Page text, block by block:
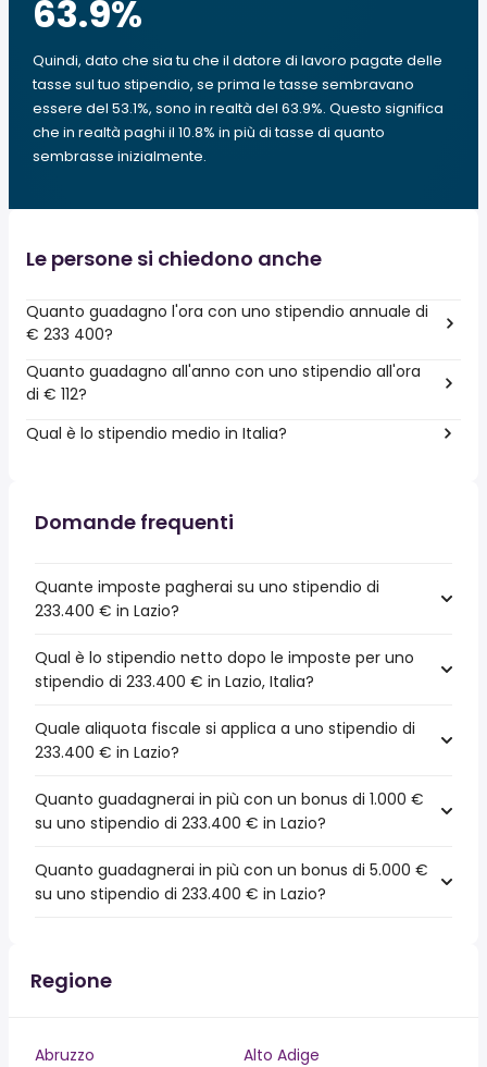
63.9%
Quindi, dato che sia tu che il datore di lavoro pagate delle
tasse sul tuo stipendio, se prima le tasse sembravano
essere del 53.1%, sono in realtà del 63.9%. Questo significa
che in realtà paghi il 10.8% in più di tasse di quanto
sembrasse inizialmente.
Le persone si chiedono anche
Quanto guadagno l'ora con uno stipendio annuale di
€ 233 400?
Quanto guadagno all'anno con uno stipendio all'ora
di € 112?
Qual è lo stipendio medio in Italia?
Domande frequenti
Quante imposte pagherai su uno stipendio di
233.400 € in Lazio?
Qual è lo stipendio netto dopo le imposte per uno
stipendio di 233.400 € in Lazio, Italia?
Quale aliquota fiscale si applica a uno stipendio di
233.400 € in Lazio?
Quanto guadagnerai in più con un bonus di 1.000 €
su uno stipendio di 233.400 € in Lazio?
Quanto guadagnerai in più con un bonus di 5.000 €
su uno stipendio di 233.400 € in Lazio?
Regione
Abruzzo
Alto Adige